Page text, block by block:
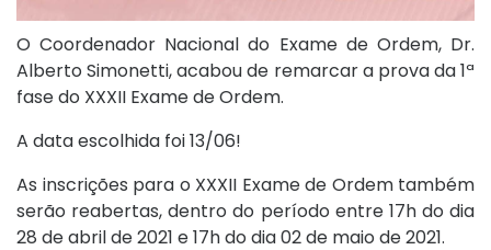
O Coordenador Nacional do Exame de Ordem, Dr.
Alberto Simonetti, acabou de remarcar a prova da 1ª
fase do XXXII Exame de Ordem.
A data escolhida foi 13/06!
As inscrições para o XXXII Exame de Ordem também
serão reabertas, dentro do período entre 17h do dia
28 de abril de 2021 e 17h do dia 02 de maio de 2021.